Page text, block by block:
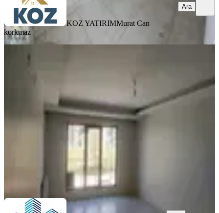
KOZ YATIRIMMurat Can
korkmaz
Ara
Yeşilyurt, İnönü Mahallesi
3+1
180 m²·1. Kat·05.08.2026
27.000 ₺
Erkan Doğan